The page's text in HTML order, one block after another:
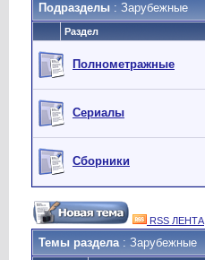
Подразделы : Зарубежные
Раздел
Полнометражные
Сериалы
Сборники
RSS ЛЕНТА
Темы раздела: Зарубежные